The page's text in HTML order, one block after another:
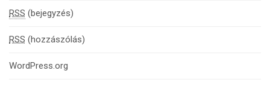
RSS (bejegyzés)
RSS (hozzászólás)
WordPress.org